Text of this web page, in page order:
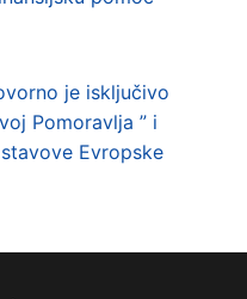
je isključivo
Pomoravlja ” i
Evropske